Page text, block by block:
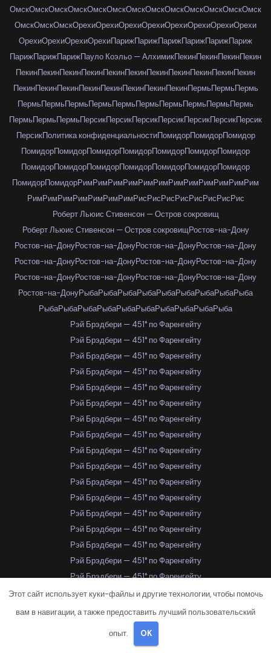
ОмскОмскОмскОмскОмскОмскОмскОмскОмскОмскОмскОмскОмск
ОмскОмскОмскОрехиОрехиОрехиОрехиОрехиОрехиОрехиОрехи
ОрехиОрехиОрехиОрехиПарижПарижПарижПарижПарижПариж
ПарижПарижПарижПауло Коэльо — АлхимикПекинПекинПекинПекин
ПекинПекинПекинПекинПекинПекинПекинПекинПекинПекинПекин
ПекинПекинПекинПекинПекинПекинПекинПекинПермьПермьПермь
ПермьПермьПермьПермьПермьПермьПермьПермьПермьПермь
ПермьПермьПермьПерсикПерсикПерсикПерсикПерсикПерсикПерсик
ПерсикПолитика конфиденциальностиПомидорПомидорПомидор
ПомидорПомидорПомидорПомидорПомидорПомидорПомидор
ПомидорПомидорПомидорПомидорПомидорПомидорПомидор
ПомидорПомидорРимРимРимРимРимРимРимРимРимРимРимРим
РимРимРимРимРимРимРимРисРисРисРисРисРисРисРис
Роберт Льюис Стивенсон — Остров сокровищ
Роберт Льюис Стивенсон — Остров сокровищРостов-на-Дону
Ростов-на-ДонуРостов-на-ДонуРостов-на-ДонуРостов-на-Дону
Ростов-на-ДонуРостов-на-ДонуРостов-на-ДонуРостов-на-Дону
Ростов-на-ДонуРостов-на-ДонуРостов-на-ДонуРостов-на-Дону
Ростов-на-ДонуРыбаРыбаРыбаРыбаРыбаРыбаРыбаРыбаРыба
РыбаРыбаРыбаРыбаРыбаРыбаРыбаРыбаРыбаРыба
Рэй Брэдбери — 451° по Фаренгейту
Рэй Брэдбери — 451° по Фаренгейту
Рэй Брэдбери — 451° по Фаренгейту
Рэй Брэдбери — 451° по Фаренгейту
Рэй Брэдбери — 451° по Фаренгейту
Рэй Брэдбери — 451° по Фаренгейту
Рэй Брэдбери — 451° по Фаренгейту
Рэй Брэдбери — 451° по Фаренгейту
Рэй Брэдбери — 451° по Фаренгейту
Рэй Брэдбери — 451° по Фаренгейту
Рэй Брэдбери — 451° по Фаренгейту
Рэй Брэдбери — 451° по Фаренгейту
Рэй Брэдбери — 451° по Фаренгейту
Рэй Брэдбери — 451° по Фаренгейту
Рэй Брэдбери — 451° по Фаренгейту
Рэй Брэдбери — 451° по Фаренгейту
Рэй Брэдбери — 451° по Фаренгейту
Рэй Брэдбери — 451° по Фаренгейту
Рэй Брэдбери — 451° по Фаренгейту
Рэй Брэдбери — 451° по Фаренгейту
Рэй Брэдбери — 451° по Фаренгейту
Этот сайт использует куки-файлы и другие технологии, чтобы помочь
вам в навигации, а также предоставить лучший пользовательский
опыт. OK